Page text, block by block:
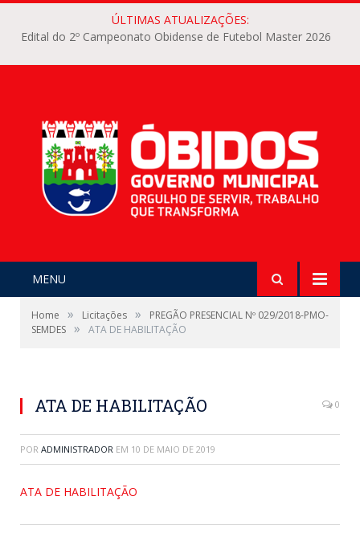
ÚLTIMAS ATUALIZAÇÕES:
Edital do 2º Campeonato Obidense de Futebol Master 2026
MENU
Home » Licitações »
PREGÃO PRESENCIAL Nº 029/2018-PMO-
SEMDES » ATA DE HABILITAÇÃO
ATA DE HABILITAÇÃO 0
POR ADMINISTRADOR EM 10 DE MAIO DE 2019
ATA DE HABILITAÇÃO